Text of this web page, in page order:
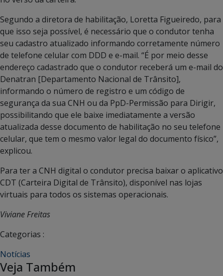
Segundo a diretora de habilitação, Loretta Figueiredo, para
que isso seja possível, é necessário que o condutor tenha
seu cadastro atualizado informando corretamente número
de telefone celular com DDD e e-mail. “É por meio desse
endereço cadastrado que o condutor receberá um e-mail do
Denatran [Departamento Nacional de Trânsito],
informando o número de registro e um código de
segurança da sua CNH ou da PpD-Permissão para Dirigir,
possibilitando que ele baixe imediatamente a versão
atualizada desse documento de habilitação no seu telefone
celular, que tem o mesmo valor legal do documento físico”,
explicou.
Para ter a CNH digital o condutor precisa baixar o aplicativo
CDT (Carteira Digital de Trânsito), disponível nas lojas
virtuais para todos os sistemas operacionais.
Viviane Freitas
Categorias :
Notícias
Veja Também